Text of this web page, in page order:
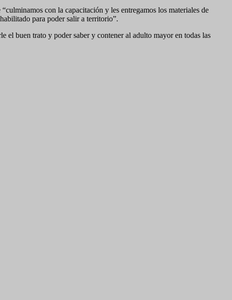
con la capacitación y les entregamos los materiales de
para poder salir a territorio”.
el buen trato y poder saber y contener al adulto mayor en todas las